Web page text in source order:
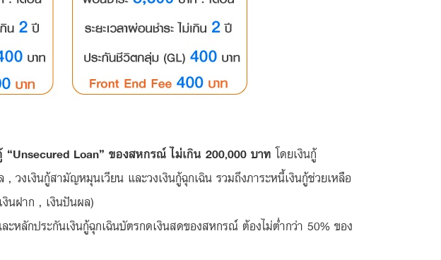
Loan” ของสหกรณ์ ไม่เกิน 200,000 บาท โดยเงินกู้
งเงินกู้สามัญหมุนเวียน และวงเงินกู้ฉุกเฉิน รวมถึงภาระหนี้เงินกู้ช่วยเหลือ
นฝาก , เงินปันผล)
ลักประกันเงินกู้ฉุกเฉินบัตรกดเงินสดของสหกรณ์ ต้องไม่ต่ำกว่า 50% ของ